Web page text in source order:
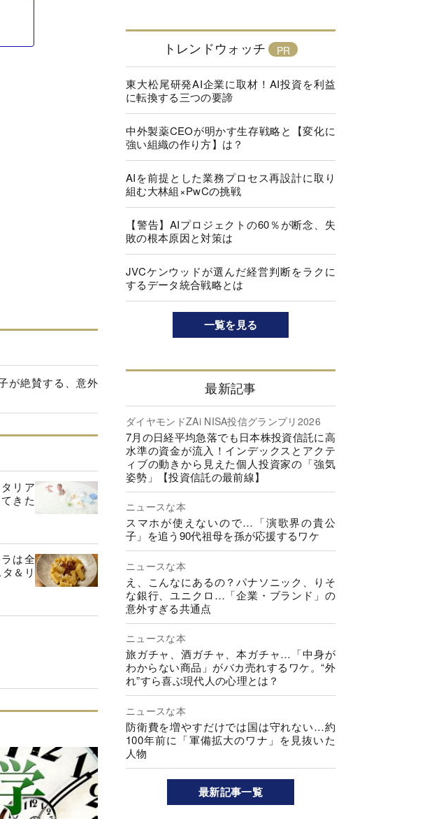
が絶賛する、意外
リア
きた
は全
＆リ
トレンドウォッチ
東大松尾研発AI企業に取材！AI投資を利益
に転換する三つの要諦
中外製薬CEOが明かす生存戦略と【変化に
強い組織の作り方】は？
AIを前提とした業務プロセス再設計に取り
組む大林組×PwCの挑戦
【警告】AIプロジェクトの60％が断念、失
敗の根本原因と対策は
JVCケンウッドが選んだ経営判断をラクに
するデータ統合戦略とは
一覧を見る
最新記事
ダイヤモンドZAi NISA投信グランプリ2026
7月の日経平均急落でも日本株投資信託に高
水準の資金が流入！インデックスとアクテ
ィブの動きから見えた個人投資家の「強気
姿勢」【投資信託の最前線】
ニュースな本
スマホが使えないので…「演歌界の貴公
子」を追う90代祖母を孫が応援するワケ
ニュースな本
え、こんなにあるの？パナソニック、りそ
な銀行、ユニクロ…「企業・ブランド」の
意外すぎる共通点
ニュースな本
旅ガチャ、酒ガチャ、本ガチャ…「中身が
わからない商品」がバカ売れするワケ。“外
れ”すら喜ぶ現代人の心理とは？
ニュースな本
防衛費を増やすだけでは国は守れない…約
100年前に「軍備拡大のワナ」を見抜いた
人物
最新記事一覧